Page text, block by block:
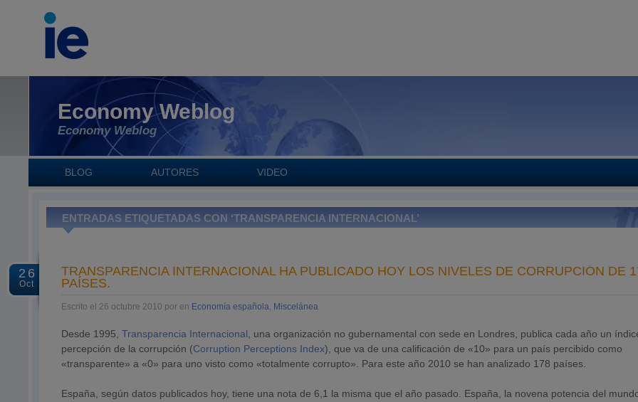
Economy Weblog
Economy Weblog
BLOG AUTORES VIDEO
ENTRADAS ETIQUETADAS CON ‘TRANSPARENCIA INTERNACIONAL’
26
Oct
TRANSPARENCIA INTERNACIONAL HA PUBLICADO HOY LOS NIVELES DE CORRUPCIÓN DE
PAÍSES.
Escrito el 26 octubre 2010 por en Economía española, Miscelánea
Desde 1995, Transparencia Internacional , una organización no gubernamental con sede en Londres, publica cada año un
percepción de la corrupción (Corruption Perceptions Index), que va de una calificación de «10» para un país percibido como
«transparente» a «0» para uno visto como «totalmente corrupto». Para este año 2010 se han analizado 178 países.
España, según datos publicados hoy, tiene una nota de 6,1 la misma que el año pasado. España, la novena potencia del